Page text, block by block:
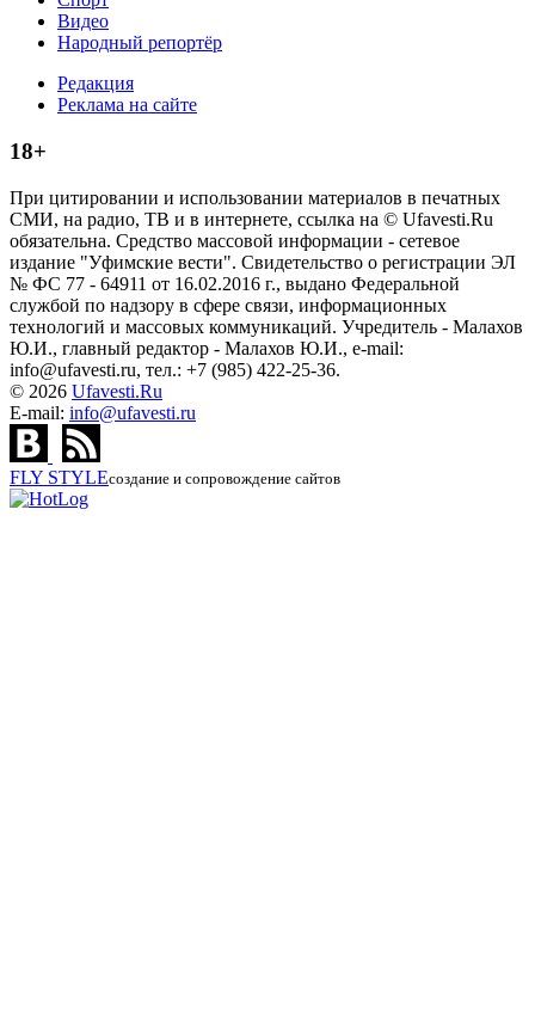
Видео
Народный репортёр
Редакция
Реклама на сайте
18+
При цитировании и использовании материалов в печатных
СМИ, на радио, ТВ и в интернете, ссылка на © Ufavesti.Ru
обязательна. Средство массовой информации - сетевое
издание "Уфимские вести". Свидетельство о регистрации ЭЛ
№ ФС 77 - 64911 от 16.02.2016 г., выдано Федеральной
службой по надзору в сфере связи, информационных
технологий и массовых коммуникаций. Учредитель - Малахов
Ю.И., главный редактор - Малахов Ю.И., e-mail:
info@ufavesti.ru, тел.: +7 (985) 422-25-36.
© 2026 Ufavesti.Ru
E-mail: info@ufavesti.ru
FLY STYLEсоздание и сопровождение сайтов